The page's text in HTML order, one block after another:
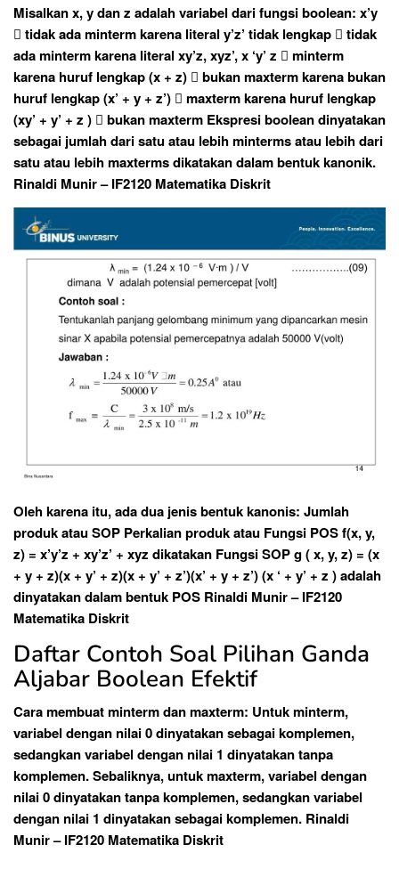
Misalkan x, y dan z adalah variabel dari fungsi boolean: x’y
 tidak ada minterm karena literal y’z’ tidak lengkap  tidak
ada minterm karena literal xy’z, xyz’, x ‘y’ z  minterm
karena huruf lengkap (x + z)  bukan maxterm karena bukan
huruf lengkap (x’ + y + z’)  maxterm karena huruf lengkap
(xy’ + y’ + z )  bukan maxterm Ekspresi boolean dinyatakan
sebagai jumlah dari satu atau lebih minterms atau lebih dari
satu atau lebih maxterms dikatakan dalam bentuk kanonik.
Rinaldi Munir – IF2120 Matematika Diskrit
Oleh karena itu, ada dua jenis bentuk kanonis: Jumlah
produk atau SOP Perkalian produk atau Fungsi POS f(x, y,
z) = x’y’z + xy’z’ + xyz dikatakan Fungsi SOP g ( x, y, z) = (x
+ y + z)(x + y’ + z)(x + y’ + z’)(x’ + y + z’) (x ‘ + y’ + z ) adalah
dinyatakan dalam bentuk POS Rinaldi Munir – IF2120
Matematika Diskrit
Daftar Contoh Soal Pilihan Ganda
Aljabar Boolean Efektif
Cara membuat minterm dan maxterm: Untuk minterm,
variabel dengan nilai 0 dinyatakan sebagai komplemen,
sedangkan variabel dengan nilai 1 dinyatakan tanpa
komplemen. Sebaliknya, untuk maxterm, variabel dengan
nilai 0 dinyatakan tanpa komplemen, sedangkan variabel
dengan nilai 1 dinyatakan sebagai komplemen. Rinaldi
Munir – IF2120 Matematika Diskrit